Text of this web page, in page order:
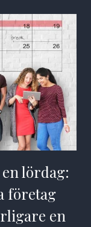
lördag:
företag
en